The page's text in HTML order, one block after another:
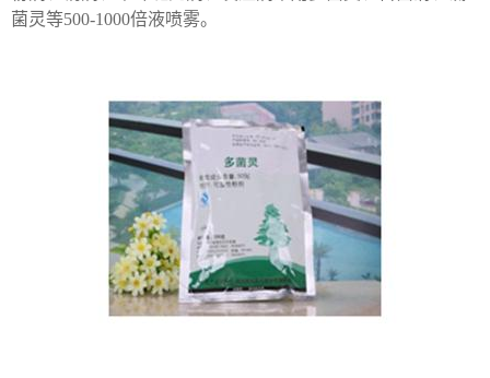
菌灵等500-1000倍液喷雾。